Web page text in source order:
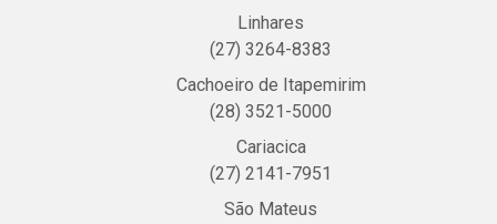
Linhares
(27) 3264-8383
Cachoeiro de Itapemirim
(28) 3521-5000
Cariacica
(27) 2141-7951
São Mateus